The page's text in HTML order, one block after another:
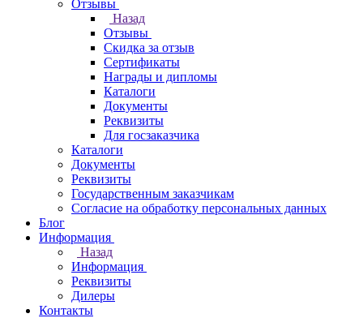
Отзывы
Назад
Отзывы
Скидка за отзыв
Сертификаты
Награды и дипломы
Каталоги
Документы
Реквизиты
Для госзаказчика
Каталоги
Документы
Реквизиты
Государственным заказчикам
Согласие на обработку персональных данных
Блог
Информация
Назад
Информация
Реквизиты
Дилеры
Контакты